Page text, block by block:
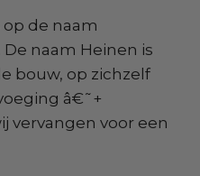
op de naam
naam Heinen is
bouw, op zichzelf
â€˜+
vervangen voor een